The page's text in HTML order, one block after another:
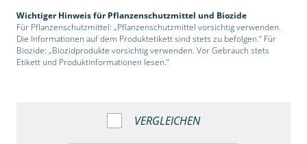
Wichtiger Hinweis für Pflanzenschutzmittel und Biozide
Für Pflanzenschutzmittel: „Pflanzenschutzmittel vorsichtig verwenden.
Die Informationen auf dem Produktetikett sind stets zu befolgen.“ Für
Biozide: „Biozidprodukte vorsichtig verwenden. Vor Gebrauch stets
Etikett und Produktinformationen lesen.“
VERGLEICHEN